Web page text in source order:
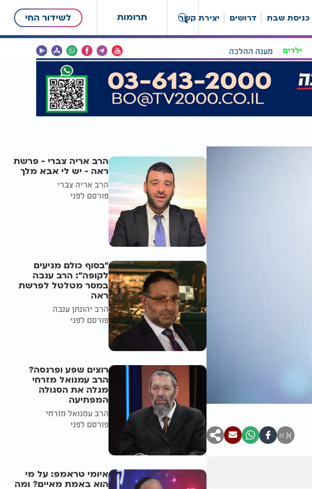
תרומות לשידור החי כניסת שבת דרושים יצירת קשר
ילדים מענה ההלכה
א א
הרב אריה צברי - פרשת
ראה - יש לי אבא מלך
הרב אריה צברי
פורסם לפני
"בסוף כולם מגיעים
לקופה": הרב ענבה
במסר מטלטל לפרשת
ראה
הרב יהונתן ענבה
פורסם לפני
רוצים שפע ופרנסה?
הרב עמנואל מזרחי
מגלה את הסגולה
המפתיעה
הרב עמנואל מזרחי
פורסם לפני
איומי טראמפ: על מי
הוא באמת מאיים? ומה